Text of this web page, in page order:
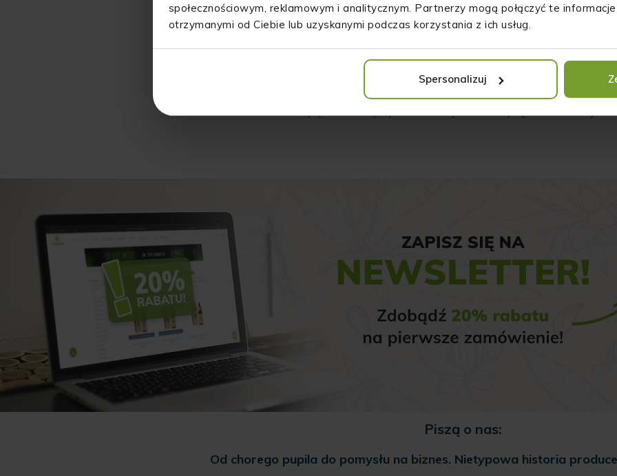
społecznościowym, reklamowym i analitycznym. Partnerzy mogą połączyć te
otrzymanymi od Ciebie lub uzyskanymi podczas korzystania z ich usług.
Spersonalizuj
Pełna natury konopna maść w każdej z wersji, została przez nas
aluminiowymi nakrętkami. Po wykorzystaniu maści
przechowywania innych rzeczy czy użyć ich jako dekoracji!
dodatkiem w twoim wnętrzu – na przykład świecznikiem czy
Konopna maść to świetny wybór pielęgnacyjny dla
piękno z natury! Sprawdź naszą maść konopną w trzech wersjach.
Piszą o nas:
Od chorego pupila do pomysłu na biznes. Nietypowa historia